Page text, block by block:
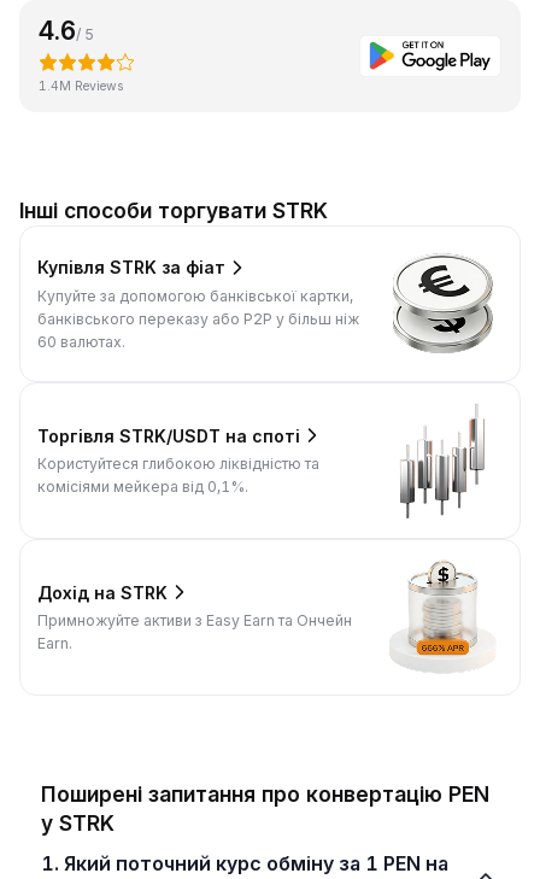
4.6/ 5
1.4M Reviews
Інші способи торгувати STRK
Купівля STRK за фіат
Купуйте за допомогою банківської картки,
банківського переказу або P2P у більш ніж
60 валютах.
Торгівля STRK/USDT на споті
Користуйтеся глибокою ліквідністю та
комісіями мейкера від 0,1%.
Дохід на STRK
Примножуйте активи з Easy Earn та Ончейн
Earn.
Поширені запитання про конвертацію PEN
у STRK
1. Який поточний курс обміну за 1 PEN на